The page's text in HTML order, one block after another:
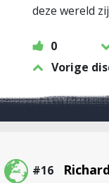
deze wereld
0
Vorige
#16